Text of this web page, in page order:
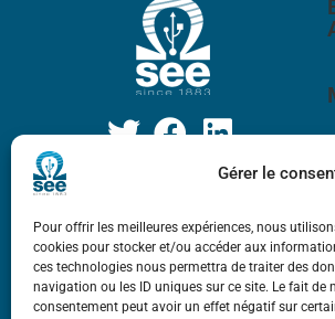
Gérer le
Pour offrir les meilleures expériences, nous
cookies pour stocker et/ou accéder aux
ces technologies nous permettra de traiter des
navigation ou les ID uniques sur ce site. Le fait de
consentement peut avoir un effet négatif sur